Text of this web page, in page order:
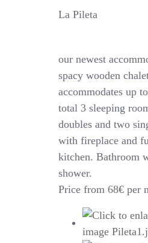
La Pileta
our newest
spacy wooden
accommodates up
total 3 sleeping
doubles and two
with fireplace and
kitchen. Bathroom
shower.
Price from 68€ per